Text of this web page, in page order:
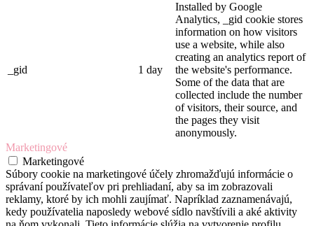
_gid 1 day
Installed by Google
Analytics, _gid cookie stores
information on how visitors
use a website, while also
creating an analytics report of
the website's performance.
Some of the data that are
collected include the number
of visitors, their source, and
the pages they visit
anonymously.
Marketingové
Marketingové
Súbory cookie na marketingové účely zhromažďujú informácie o
správaní používateľov pri prehliadaní, aby sa im zobrazovali
reklamy, ktoré by ich mohli zaujímať. Napríklad zaznamenávajú,
kedy používatelia naposledy webové sídlo navštívili a aké aktivity